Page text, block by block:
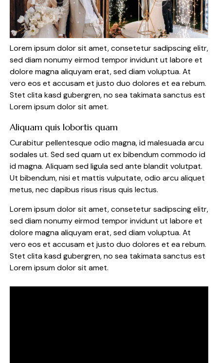
Lorem ipsum dolor sit amet, consetetur sadipscing elitr,
sed diam nonumy eirmod tempor invidunt ut labore et
dolore magna aliquyam erat, sed diam voluptua. At
vero eos et accusam et justo duo dolores et ea rebum.
Stet clita kasd gubergren, no sea takimata sanctus est
Lorem ipsum dolor sit amet.
Aliquam quis lobortis quam
Curabitur pellentesque odio magna, id malesuada arcu
sodales ut. Sed sed quam ut ex bibendum commodo id
id magna. Aliquam sed ligula sed ante blandit volutpat.
Ut bibendum, nisi et mattis vulputate, odio arcu aliquet
metus, nec dapibus risus risus quis lectus.
Lorem ipsum dolor sit amet, consetetur sadipscing elitr,
sed diam nonumy eirmod tempor invidunt ut labore et
dolore magna aliquyam erat, sed diam voluptua. At
vero eos et accusam et justo duo dolores et ea rebum.
Stet clita kasd gubergren, no sea takimata sanctus est
Lorem ipsum dolor sit amet.